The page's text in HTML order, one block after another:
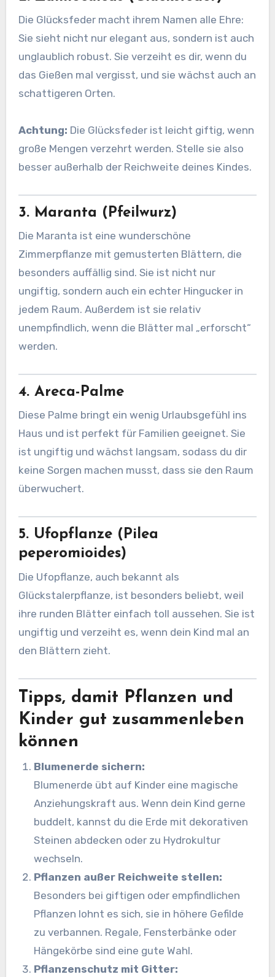
Die Glücksfeder macht ihrem Namen alle Ehre:
Sie sieht nicht nur elegant aus, sondern ist auch
unglaublich robust. Sie verzeiht es dir, wenn du
das Gießen mal vergisst, und sie wächst auch an
schattigeren Orten.
Achtung: Die Glücksfeder ist leicht giftig, wenn
große Mengen verzehrt werden. Stelle sie also
besser außerhalb der Reichweite deines Kindes.
3. Maranta (Pfeilwurz)
Die Maranta ist eine wunderschöne
Zimmerpflanze mit gemusterten Blättern, die
besonders auffällig sind. Sie ist nicht nur
ungiftig, sondern auch ein echter Hingucker in
jedem Raum. Außerdem ist sie relativ
unempfindlich, wenn die Blätter mal „erforscht“
werden.
4. Areca-Palme
Diese Palme bringt ein wenig Urlaubsgefühl ins
Haus und ist perfekt für Familien geeignet. Sie
ist ungiftig und wächst langsam, sodass du dir
keine Sorgen machen musst, dass sie den Raum
überwuchert.
5. Ufopflanze (Pilea
peperomioides)
Die Ufopflanze, auch bekannt als
Glückstalerpflanze, ist besonders beliebt, weil
ihre runden Blätter einfach toll aussehen. Sie ist
ungiftig und verzeiht es, wenn dein Kind mal an
den Blättern zieht.
Tipps, damit Pflanzen und
Kinder gut zusammenleben
können
Blumenerde sichern:
Blumenerde übt auf Kinder eine magische
Anziehungskraft aus. Wenn dein Kind gerne
buddelt, kannst du die Erde mit dekorativen
Steinen abdecken oder zu Hydrokultur
wechseln.
Pflanzen außer Reichweite stellen:
Besonders bei giftigen oder empfindlichen
Pflanzen lohnt es sich, sie in höhere Gefilde
zu verbannen. Regale, Fensterbänke oder
Hängekörbe sind eine gute Wahl.
Pflanzenschutz mit Gitter: